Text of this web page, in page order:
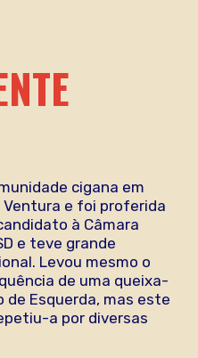
cigana em
Ventura e foi proferida
à Câmara
e teve grande
Levou mesmo o
de uma queixa-
Esquerda, mas este
a por diversas